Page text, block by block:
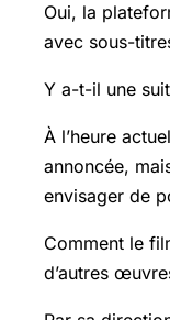
Oui, la
avec sous-
Y a-t-il une
À l’heure
annoncée,
envisager de
Comment le
d’autres